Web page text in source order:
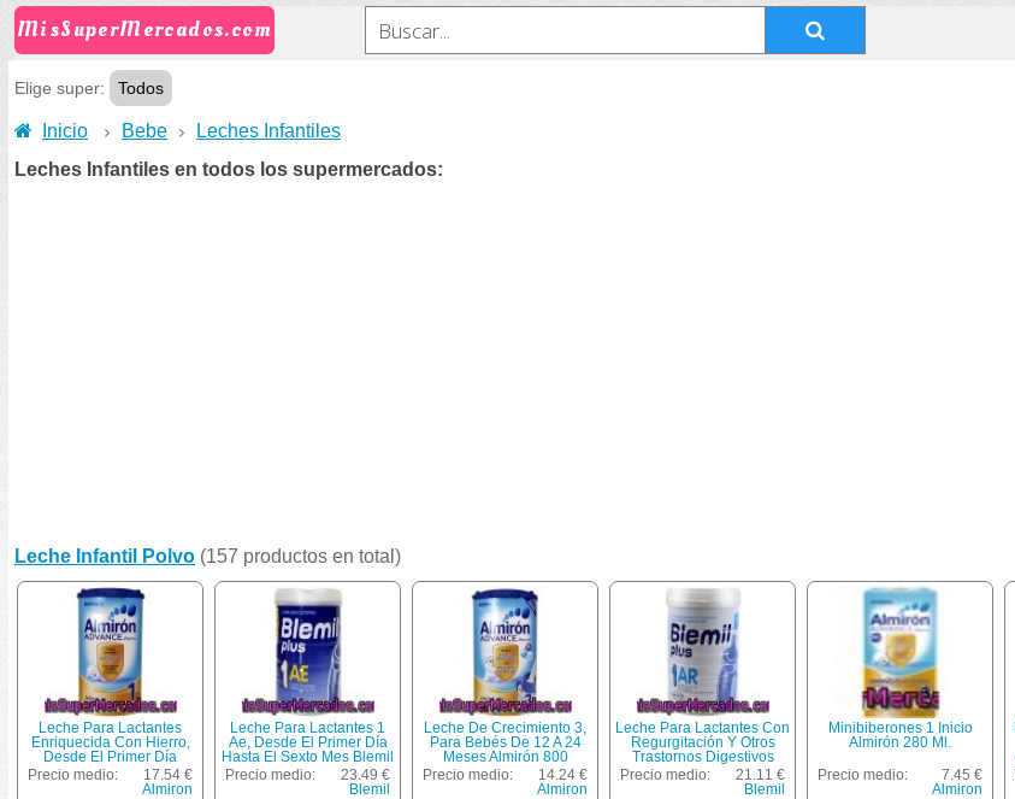
MisSuperMercados.com
Elige super: Todos
Inicio Bebe
Leches Infantiles
Leches Infantiles en todos los supermercados:
Leche Infantil Polvo (157 productos en total)
Leche Para Lactantes
Enriquecida Con Hierro,
Desde El Primer Día
Almirón 800 Gramos
Precio medio:
17.54 €
Almiron
Leche Para Lactantes 1
Ae, Desde El Primer Día
Hasta El Sexto Mes Blemil
Plus 800 Gramos
Precio medio:
23.49 €
Blemil
Leche De Crecimiento 3,
Para Bebés De 12 A 24
Meses Almirón 800
Gramos
Precio medio:
14.24 €
Almiron
Leche Para Lactantes Con
Regurgitación Y Otros
Trastornos Digestivos
Leves 1 Ar , Desde El
Primer Día Hasta El Sexto
Precio medio:
21.11 €
Blemil
Minibiberones 1 Inicio
Almirón 280 Ml.
Precio medio:
7.45 €
Almiron